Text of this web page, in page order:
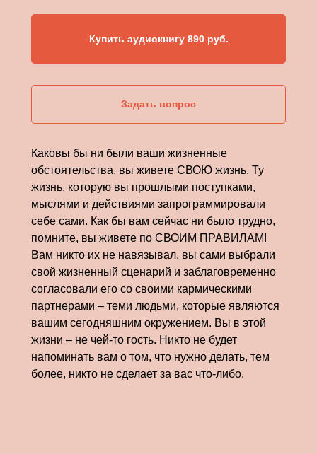
Купить аудиокнигу 890 руб.
Задать вопрос
Каковы бы ни были ваши жизненные
обстоятельства, вы живете СВОЮ жизнь. Ту
жизнь, которую вы прошлыми поступками,
мыслями и действиями запрограммировали
себе сами. Как бы вам сейчас ни было трудно,
помните, вы живете по СВОИМ ПРАВИЛАМ!
Вам никто их не навязывал, вы сами выбрали
свой жизненный сценарий и заблаговременно
согласовали его со своими кармическими
партнерами – теми людьми, которые являются
вашим сегодняшним окружением. Вы в этой
жизни – не чей-то гость. Никто не будет
напоминать вам о том, что нужно делать, тем
более, никто не сделает за вас что-либо.
в честь каждого из арканов, погрузят вас в
о гранях позитивных и негативных
на жизнь человека и проявляют себя не
окружающего мира. Эта книга поможет
те или иные энергии арканов на вашу
пропитано их вибрациями. Здесь и сейчас
наше поведение и отношение друг к